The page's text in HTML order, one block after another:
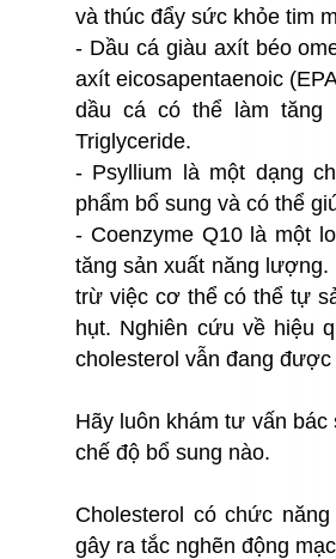
và thúc đẩy sức khỏe tim
- Dầu cá giàu axít béo
axít eicosapentaenoic
dầu cá có thể làm tăng
Triglyceride.
- Psyllium là một dạng
phẩm bổ sung và có thể
- Coenzyme Q10 là một
tăng sản xuất năng
trừ việc cơ thể có thể tự
hụt. Nghiên cứu về hiệu
cholesterol vẫn đang
Hãy luôn khám tư vấn
chế độ bổ sung nào.
Cholesterol có chức
gây ra tắc nghẽn động